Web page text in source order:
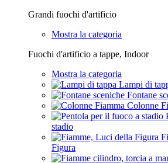
Grandi fuochi d'artificio
Mostra la categoria
Fuochi d'artificio a tappe, Indoor
Mostra la categoria
Lampi di
Fontane
Colonne
stadio
Figura